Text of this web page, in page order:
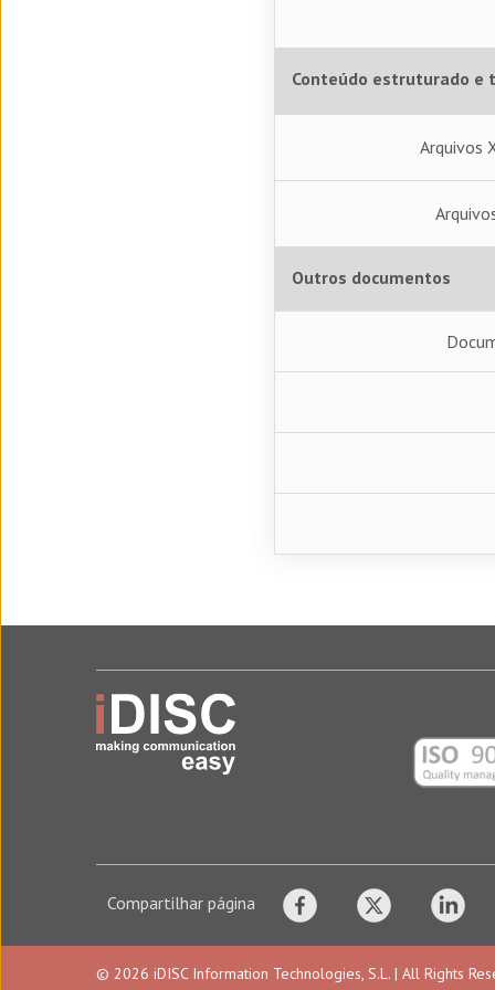
Conteúdo estruturado e
Arquivos
Outros documentos
Compartilhar página
© 2026 iDISC Information Technologies, S.L. | All Rights